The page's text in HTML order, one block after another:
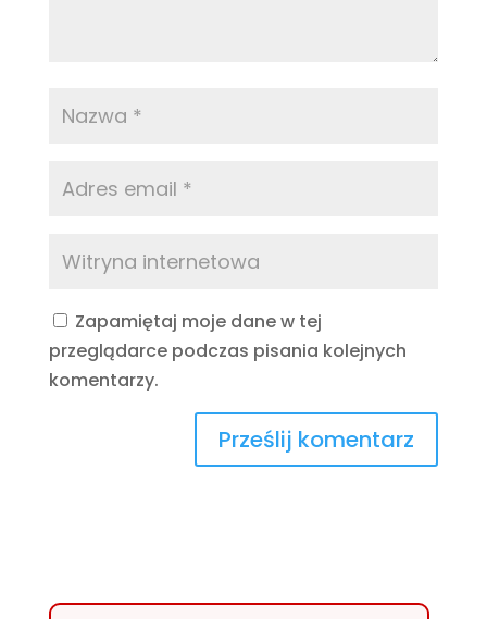
Zapamiętaj moje dane w tej
przeglądarce podczas pisania kolejnych
komentarzy.